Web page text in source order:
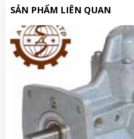
SẢN PHẨM LIÊN QUAN